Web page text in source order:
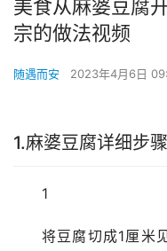
美食从麻婆豆腐
宗的做法视频
随遇而安 2023年4月6日
1.麻婆豆腐详细步骤
1
将豆腐切成1厘米